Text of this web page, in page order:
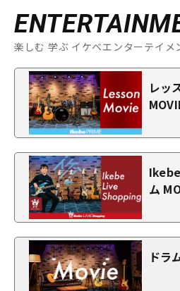
楽しむ 学ぶ イケベエンターテイメ
レッ
ム
ドラ